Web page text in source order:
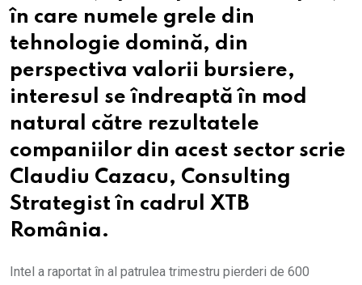
în care numele grele din
tehnologie domină, din
perspectiva valorii bursiere,
interesul se îndreaptă în mod
natural către rezultatele
companiilor din acest sector scrie
Claudiu Cazacu, Consulting
Strategist în cadrul XTB
România.
Intel a raportat în al patrulea trimestru pierderi de 600